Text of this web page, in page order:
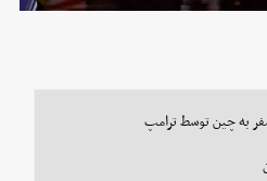
به چین توسط ترامپ